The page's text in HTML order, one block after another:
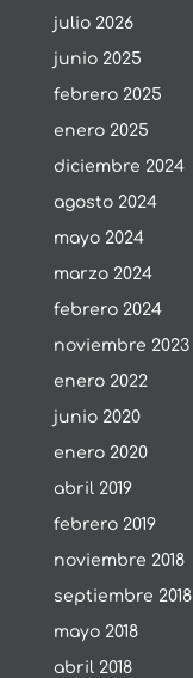
julio 2026
junio 2025
febrero 2025
enero 2025
diciembre 2024
agosto 2024
mayo 2024
marzo 2024
febrero 2024
noviembre 2023
enero 2022
junio 2020
enero 2020
abril 2019
febrero 2019
noviembre 2018
septiembre 2018
mayo 2018
abril 2018